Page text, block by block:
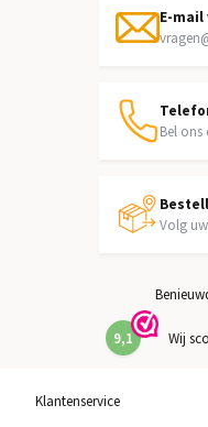
E-mail
Bel ons
Volg
9,1 Wij
Klantenservice